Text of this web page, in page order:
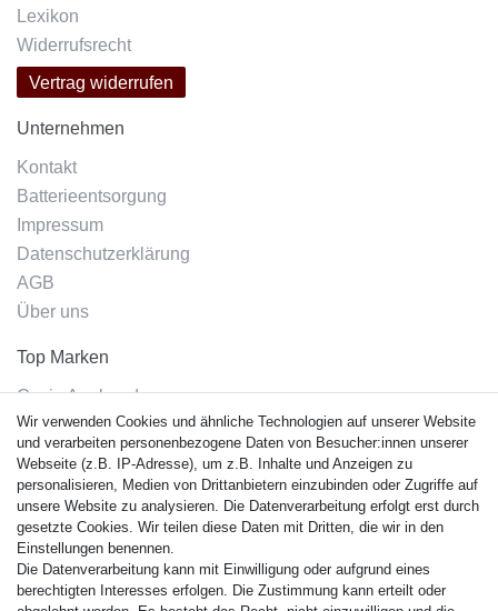
Lexikon
Widerrufsrecht
Vertrag widerrufen
Unternehmen
Kontakt
Batterieentsorgung
Impressum
Datenschutzerklärung
AGB
Über uns
Top Marken
Casio Armband
Festina Armband
Citizen Armband
M. Lacroix Armband
J. Lemans Armband
Uhrenarmbänder - Alle
Sicherheit
Wir verwenden Cookies und ähnliche Technologien auf unserer Website
und verarbeiten personenbezogene Daten von Besucher:innen unserer
Webseite (z.B. IP-Adresse), um z.B. Inhalte und Anzeigen zu
personalisieren, Medien von Drittanbietern einzubinden oder Zugriffe auf
unsere Website zu analysieren. Die Datenverarbeitung erfolgt erst durch
gesetzte Cookies. Wir teilen diese Daten mit Dritten, die wir in den
Einstellungen benennen.
Die Datenverarbeitung kann mit Einwilligung oder aufgrund eines
berechtigten Interesses erfolgen. Die Zustimmung kann erteilt oder